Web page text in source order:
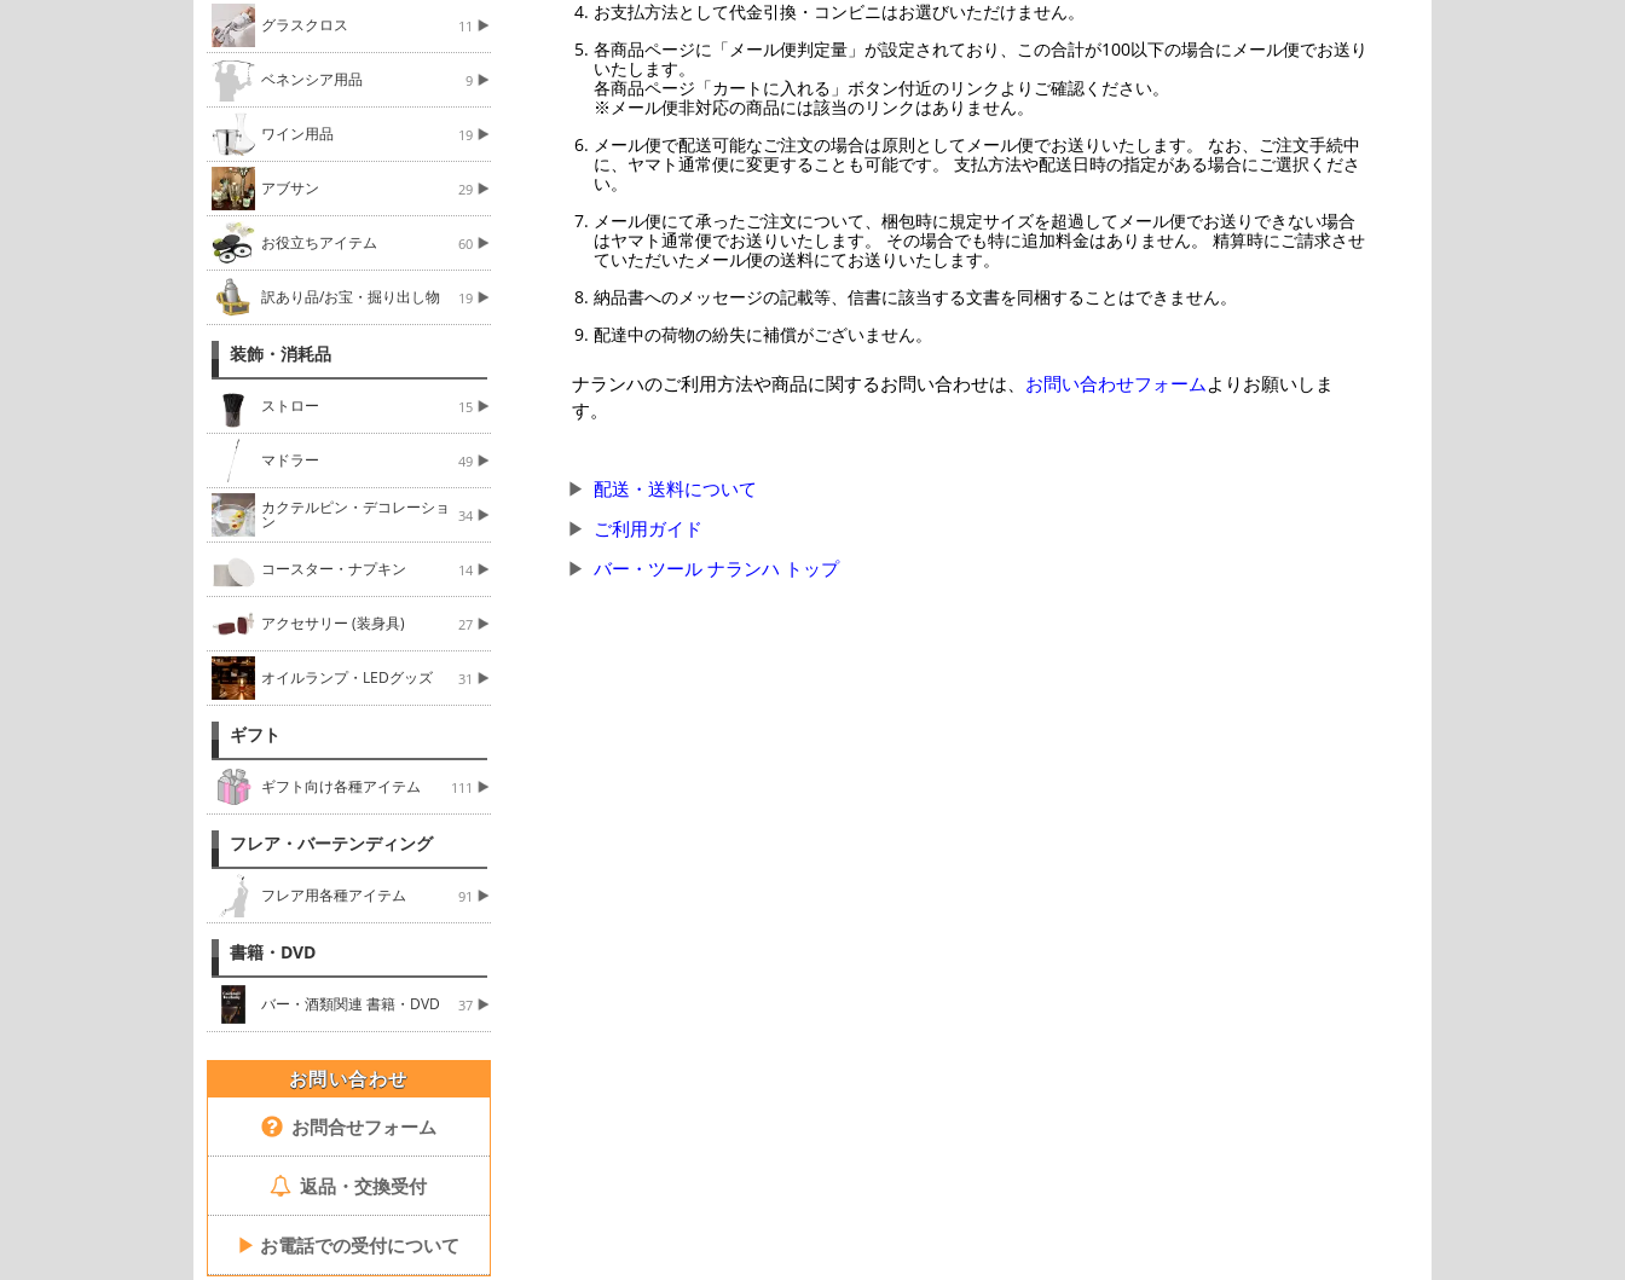
グラスクロス 11
ベネンシア用品 9
ワイン用品 19
アブサン 29
お役立ちアイテム 60
訳あり品/お宝・掘り出し物 19
装飾・消耗品
ストロー 15
マドラー 49
カクテルピン・デコレーショ
ン 34
コースター・ナプキン 14
アクセサリー (装身具) 27
オイルランプ・LEDグッズ 31
ギフト
ギフト向け各種アイテム 111
フレア・バーテンディング
フレア用各種アイテム 91
書籍・DVD
バー・酒類関連 書籍・DVD 37
お問い合わせ
お問合せフォーム
返品・交換受付
▶ お電話での受付について
お支払方法として代金引換・コンビニはお選びいただけません。
各商品ページに「メール便判定量」が設定されており、この合計が100以下の場合にメール便でお送り
いたします。
各商品ページ「カートに入れる」ボタン付近のリンクよりご確認ください。
※メール便非対応の商品には該当のリンクはありません。
メール便で配送可能なご注文の場合は原則としてメール便でお送りいたします。 なお、ご注文手続中
に、ヤマト通常便に変更することも可能です。 支払方法や配送日時の指定がある場合にご選択くださ
い。
メール便にて承ったご注文について、梱包時に規定サイズを超過してメール便でお送りできない場合
はヤマト通常便でお送りいたします。 その場合でも特に追加料金はありません。 精算時にご請求させ
ていただいたメール便の送料にてお送りいたします。
納品書へのメッセージの記載等、信書に該当する文書を同梱することはできません。
配達中の荷物の紛失に補償がございません。
ナランハのご利用方法や商品に関するお問い合わせは、 お問い合わせフォームよりお願いしま
す。
配送・送料について
ご利用ガイド
バー・ツール ナランハ トップ